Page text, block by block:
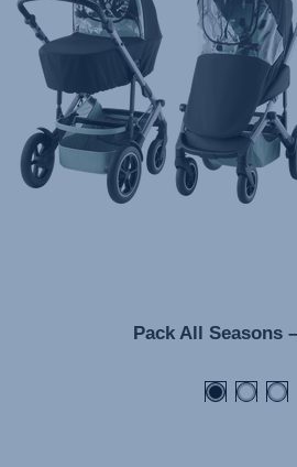
Istruzioni per l’uso (Italiano)
Инструкция
Instrukcja użytkownika
Návod na použitie
Инструкция за ползване
Upute za uporabu (Hrvatski
Kasutusjuhend (Eesti keel)
Käyttöohjeet (Suomi)
Pack All Seasons